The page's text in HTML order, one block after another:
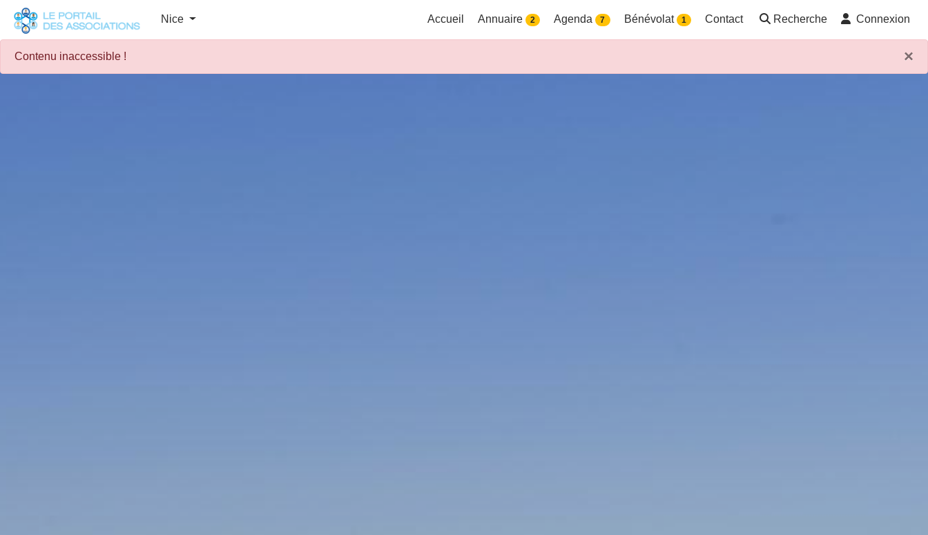
Nice Accueil Annuaire 2 Agenda 7 Bénévolat 1 Contact Recherche Connexion
×
Contenu inaccessible !
Panneau de gestion des cookies